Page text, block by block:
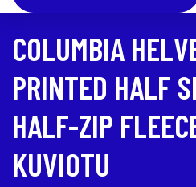
COLUMBIA
PRINTED HALF
HALF-ZIP
KUVIOTU